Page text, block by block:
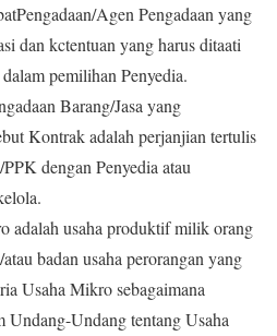
Agen Pengadaan yang
dan kctentuan yang harus ditaati
pemilihan Penyedia.
Barang/Jasa yang
Kontrak adalah perjanjian tertulis
dengan Penyedia atau
adalah usaha produktif milik orang
badan usaha perorangan yang
Usaha Mikro sebagaimana
Undang-Undang tentang Usaha